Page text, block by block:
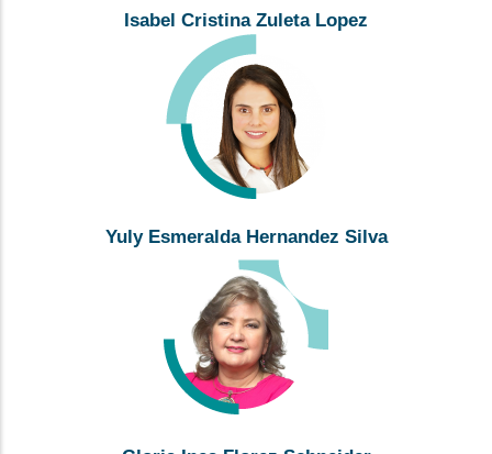
Isabel Cristina Zuleta Lopez
Yuly Esmeralda Hernandez Silva